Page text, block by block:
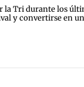
la Tri durante los
y convertirse en